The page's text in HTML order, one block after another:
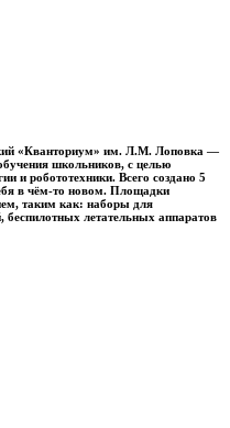
«Кванториум» им. Л.М. Лоповка —
школьников, с целью
и робототехники. Всего создано 5
в чём-то новом. Площадки
таким как: наборы для
беспилотных летательных аппаратов